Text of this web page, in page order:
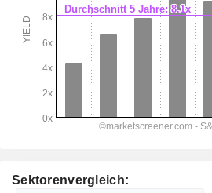
Sektorenvergleich: